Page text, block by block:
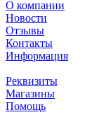
О компании
Новости
Отзывы
Контакты
Информация
Реквизиты
Магазины
Помощь